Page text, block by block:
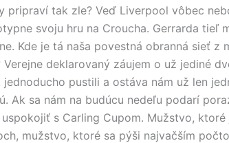
pripraví tak zle? Veď Liverpool vôbec
svoju hru na Croucha. Gerrarda tieľ
Kde je tá naša povestná obranná sieť z
Verejne deklarovaný záujem o už jediné
jednoducho pustili a ostáva nám už len
Ak sa nám na budúcu nedeľu podarí
s Carling Cupom. Mužstvo, ktoré
mužstvo, ktoré sa pýši najvačším